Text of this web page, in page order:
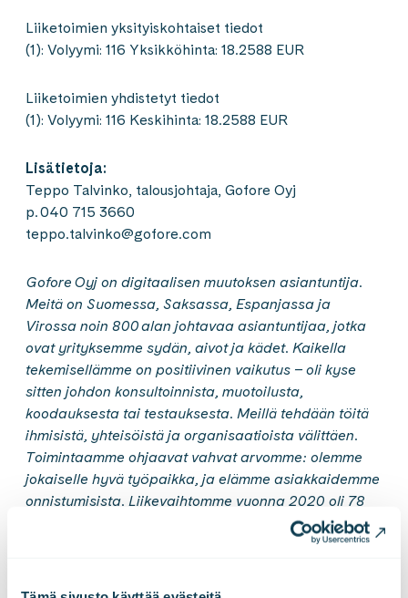
Liiketoimien yksityiskohtaiset tiedot
(1): Volyymi: 116 Yksikköhinta: 18.2588 EUR
Liiketoimien yhdistetyt tiedot
(1): Volyymi: 116 Keskihinta: 18.2588 EUR
Lisätietoja:
Teppo Talvinko, talousjohtaja, Gofore Oyj
p. 040 715 3660
teppo.talvinko@gofore.com
Gofore Oyj on digitaalisen muutoksen asiantuntija.
Meitä on Suomessa, Saksassa, Espanjassa ja
Virossa noin 800 alan johtavaa asiantuntijaa, jotka
ovat yrityksemme sydän, aivot ja kädet. Kaikella
tekemisellämme on positiivinen vaikutus – oli kyse
sitten johdon konsultoinnista, muotoilusta,
koodauksesta tai testauksesta. Meillä tehdään töitä
ihmisistä, yhteisöistä ja organisaatioista välittäen.
Toimintaamme ohjaavat vahvat arvomme: olemme
jokaiselle hyvä työpaikka, ja elämme asiakkaidemme
onnistumisista. Liikevaihtomme vuonna 2020 oli 78
meihin